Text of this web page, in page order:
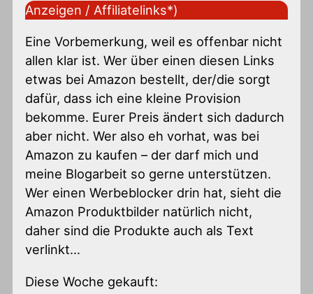
Anzeigen / Affiliatelinks*)
Eine Vorbemerkung, weil es offenbar nicht
allen klar ist. Wer über einen diesen Links
etwas bei Amazon bestellt, der/die sorgt
dafür, dass ich eine kleine Provision
bekomme. Eurer Preis ändert sich dadurch
aber nicht. Wer also eh vorhat, was bei
Amazon zu kaufen – der darf mich und
meine Blogarbeit so gerne unterstützen.
Wer einen Werbeblocker drin hat, sieht die
Amazon Produktbilder natürlich nicht,
daher sind die Produkte auch als Text
verlinkt…
Diese Woche gekauft: